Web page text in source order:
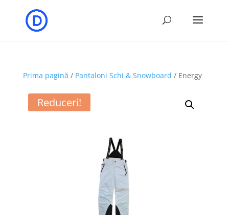
Prima pagină / Pantaloni Schi & Snowboard / Energy
Reduceri!